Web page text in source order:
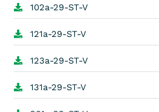
102a-29-ST-V
121a-29-ST-V
123a-29-ST-V
131a-29-ST-V